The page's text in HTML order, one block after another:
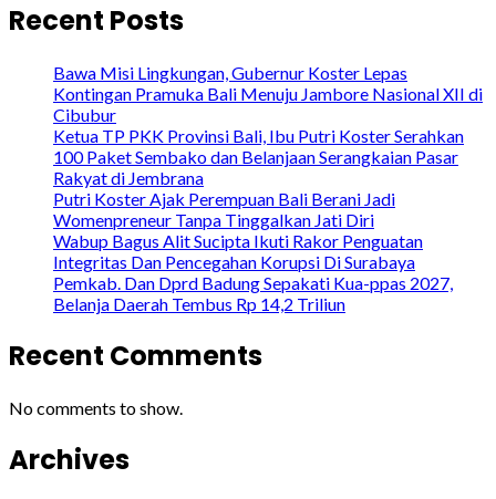
Recent Posts
Bawa Misi Lingkungan, Gubernur Koster Lepas
Kontingan Pramuka Bali Menuju Jambore Nasional XII di
Cibubur
Ketua TP PKK Provinsi Bali, Ibu Putri Koster Serahkan
100 Paket Sembako dan Belanjaan Serangkaian Pasar
Rakyat di Jembrana
Putri Koster Ajak Perempuan Bali Berani Jadi
Womenpreneur Tanpa Tinggalkan Jati Diri
Wabup Bagus Alit Sucipta Ikuti Rakor Penguatan
Integritas Dan Pencegahan Korupsi Di Surabaya
Pemkab. Dan Dprd Badung Sepakati Kua-ppas 2027,
Belanja Daerah Tembus Rp 14,2 Triliun
Recent Comments
No comments to show.
Archives